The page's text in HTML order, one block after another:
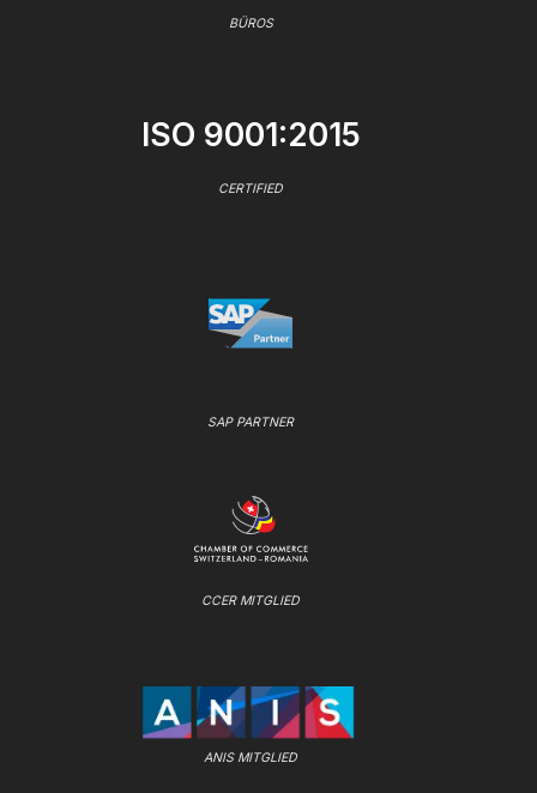
BÜROS
ISO 9001:2015
CERTIFIED
SAP PARTNER
CCER MITGLIED
ANIS MITGLIED